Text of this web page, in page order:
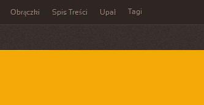
Obrączki Spis Treści Upał Tagi